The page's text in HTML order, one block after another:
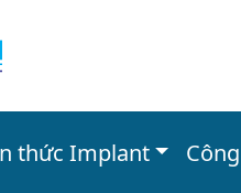
thức Implant